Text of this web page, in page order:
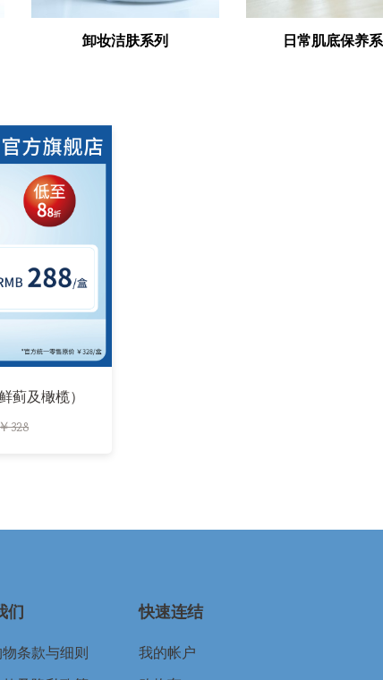
卸妆洁肤系列 日常肌底保养
蓟及橄榄）
328
们
条款与细则
快速连结
我的帐户